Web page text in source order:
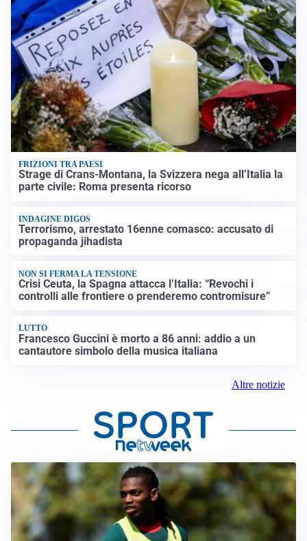
FRIZIONI TRA PAESI
Strage di Crans-Montana, la Svizzera nega all’Italia la
parte civile: Roma presenta ricorso
INDAGINE DIGOS
Terrorismo, arrestato 16enne comasco: accusato di
propaganda jihadista
NON SI FERMA LA TENSIONE
Crisi Ceuta, la Spagna attacca l’Italia: “Revochi i
controlli alle frontiere o prenderemo contromisure”
LUTTO
Francesco Guccini è morto a 86 anni: addio a un
cantautore simbolo della musica italiana
Altre notizie